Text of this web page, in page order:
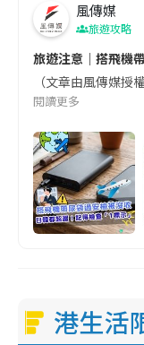
風傳媒
旅遊攻略
旅遊注意｜搭飛機
（文章由風傳媒
閱讀更多
港生活